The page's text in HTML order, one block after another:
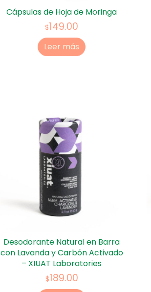
Cápsulas de Hoja de Moringa
$149.00
Leer más
Desodorante Natural en Barra
con Lavanda y Carbón Activado
– XIUAT Laboratories
$189.00